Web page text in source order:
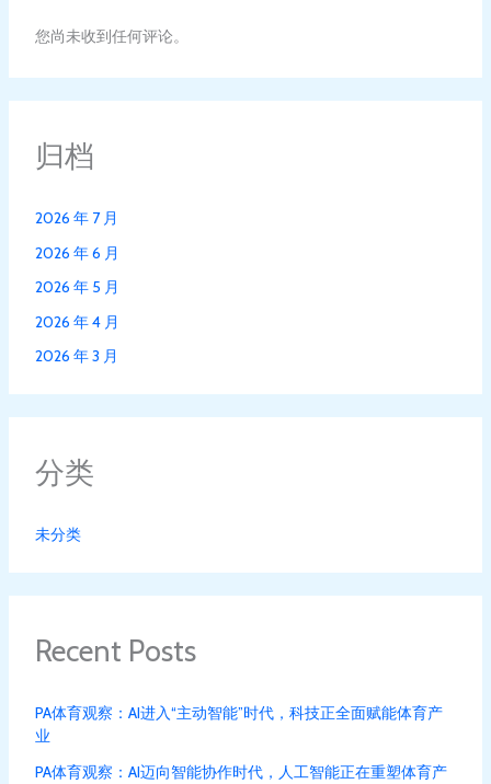
您尚未收到任何评论。
归档
2026 年 7 月
2026 年 6 月
2026 年 5 月
2026 年 4 月
2026 年 3 月
分类
未分类
Recent Posts
PA体育观察：AI进入“主动智能”时代，科技正全面赋能体育产
业
PA体育观察：AI迈向智能协作时代，人工智能正在重塑体育产